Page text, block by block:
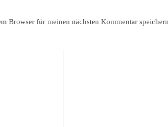
Browser für meinen nächsten Kommentar